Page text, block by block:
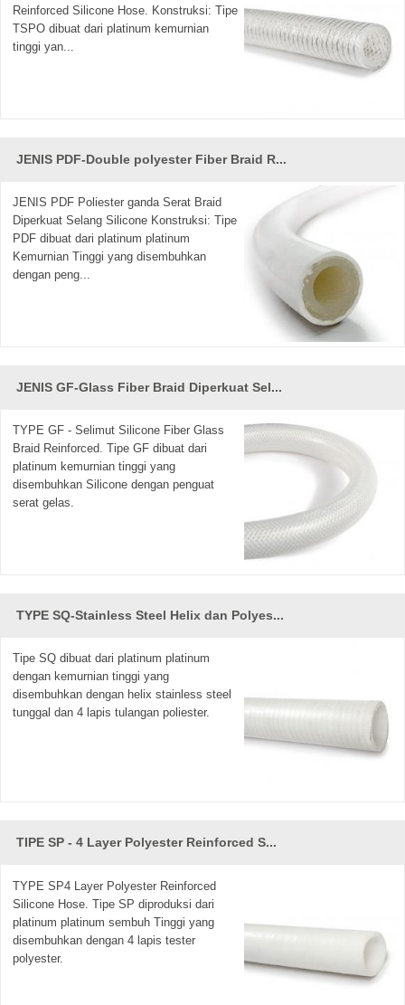
Reinforced Silicone Hose. Konstruksi: Tipe
TSPO dibuat dari platinum kemurnian
tinggi yan...
JENIS PDF-Double polyester Fiber Braid R...
JENIS PDF Poliester ganda Serat Braid
Diperkuat Selang Silicone Konstruksi: Tipe
PDF dibuat dari platinum platinum
Kemurnian Tinggi yang disembuhkan
dengan peng...
JENIS GF-Glass Fiber Braid Diperkuat Sel...
TYPE GF - Selimut Silicone Fiber Glass
Braid Reinforced. Tipe GF dibuat dari
platinum kemurnian tinggi yang
disembuhkan Silicone dengan penguat
serat gelas.
TYPE SQ-Stainless Steel Helix dan Polyes...
Tipe SQ dibuat dari platinum platinum
dengan kemurnian tinggi yang
disembuhkan dengan helix stainless steel
tunggal dan 4 lapis tulangan poliester.
TIPE SP - 4 Layer Polyester Reinforced S...
TYPE SP4 Layer Polyester Reinforced
Silicone Hose. Tipe SP diproduksi dari
platinum platinum sembuh Tinggi yang
disembuhkan dengan 4 lapis tester
polyester.